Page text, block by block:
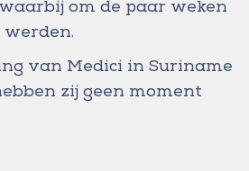
waarbij om de paar weken
werden.
van Medici in Suriname
zij geen moment